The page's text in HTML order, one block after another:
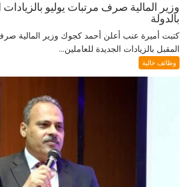
وزير المالية صرف مرتبات يوليو بالزيادات
بالدولة
كتبت أميرة عنب أعلن أحمد كجوك وزير المالية
المقبل بالزيادات الجديدة للعاملين...
وظائف خالية